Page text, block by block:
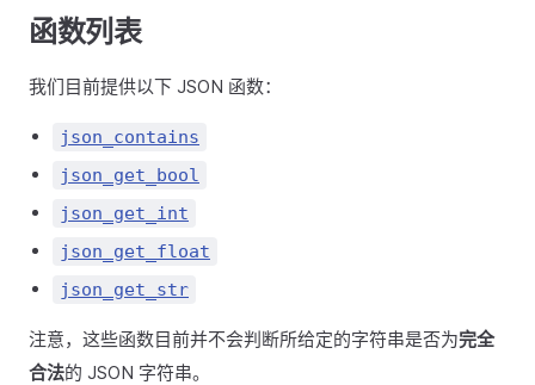
函数列表
我们目前提供以下 JSON 函数：
json_contains
json_get_bool
json_get_int
json_get_float
json_get_str
注意，这些函数目前并不会判断所给定的字符串是否为完全
合法的 JSON 字符串。